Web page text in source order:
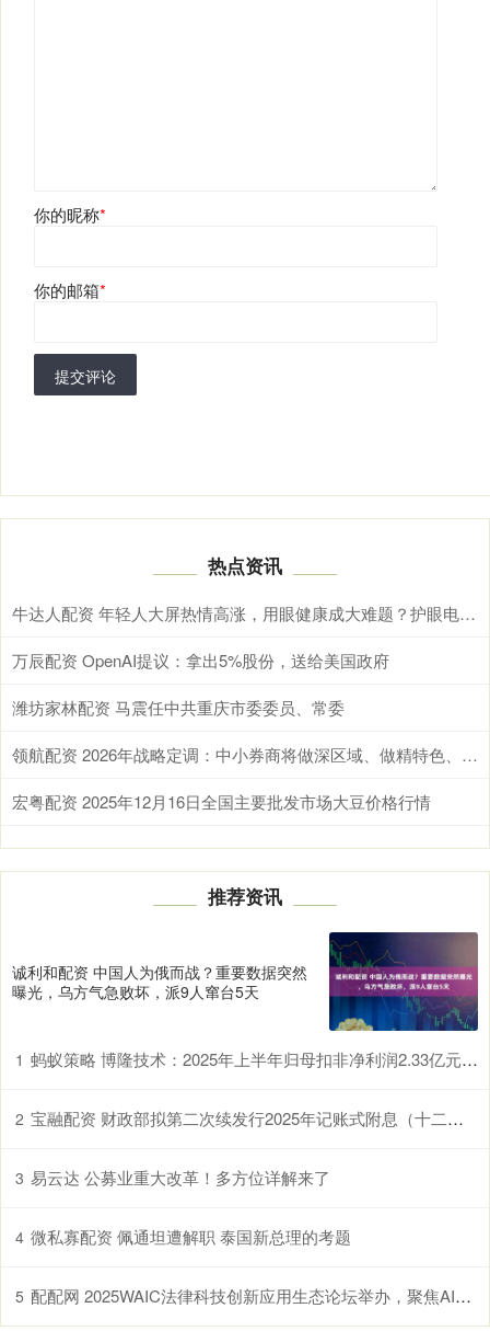
你的昵称*
你的邮箱*
提交评论
热点资讯
牛达人配资 年轻人大屏热情高涨，用眼健康成大难题？护眼电视选海信小墨E5S Pro就对了
万辰配资 OpenAI提议：拿出5%股份，送给美国政府
潍坊家林配资 马震任中共重庆市委委员、常委
领航配资 2026年战略定调：中小券商将做深区域、做精特色、做强能力
宏粤配资 2025年12月16日全国主要批发市场大豆价格行情
推荐资讯
诚利和配资 中国人为俄而战？重要数据突然
曝光，乌方气急败坏，派9人窜台5天
1 蚂蚁策略 博隆技术：2025年上半年归母扣非净利润2.33亿元 同比增加210.19%
2 宝融配资 财政部拟第二次续发行2025年记账式附息（十二期）国债
3 易云达 公募业重大改革！多方位详解来了
4 微私寡配资 佩通坦遭解职 泰国新总理的考题
5 配配网 2025WAIC法律科技创新应用生态论坛举办，聚焦AI与法律的融合实践